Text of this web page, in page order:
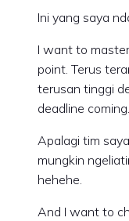
Ini yang saya
I want to
point. Terus
terusan tinggi
deadline coming.
Apalagi tim
mungkin
hehehe.
And I want to